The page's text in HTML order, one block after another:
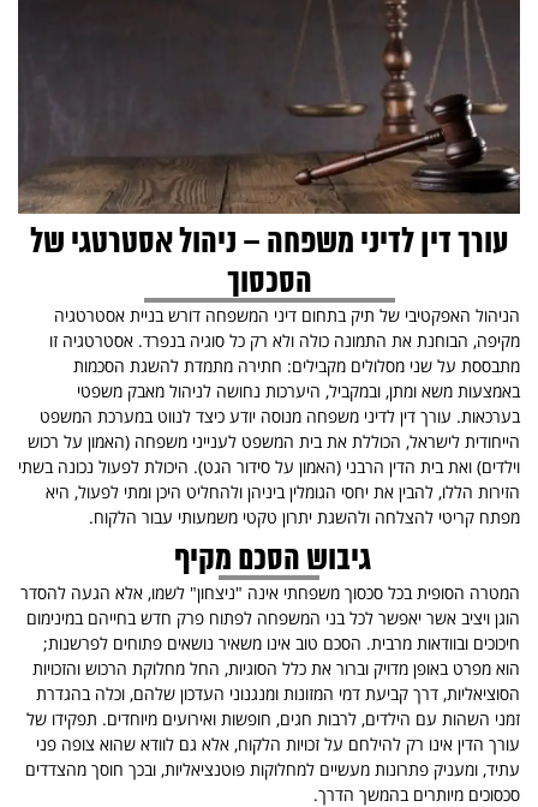
עורך דין לדיני משפחה – ניהול אסטרטגי של
הסכסוך
הניהול האפקטיבי של תיק בתחום דיני המשפחה דורש בניית אסטרטגיה
מקיפה, הבוחנת את התמונה כולה ולא רק כל סוגיה בנפרד. אסטרטגיה זו
מתבססת על שני מסלולים מקבילים: חתירה מתמדת להשגת הסכמות
באמצעות משא ומתן, ובמקביל, היערכות נחושה לניהול מאבק משפטי
בערכאות. עורך דין לדיני משפחה מנוסה יודע כיצד לנווט במערכת המשפט
הייחודית לישראל, הכוללת את בית המשפט לענייני משפחה (האמון על רכוש
וילדים) ואת בית הדין הרבני (האמון על סידור הגט). היכולת לפעול נכונה בשתי
הזירות הללו, להבין את יחסי הגומלין ביניהן ולהחליט היכן ומתי לפעול, היא
מפתח קריטי להצלחה ולהשגת יתרון טקטי משמעותי עבור הלקוח.
גיבוש הסכם מקיף
המטרה הסופית בכל סכסוך משפחתי אינה "ניצחון" לשמו, אלא הגעה להסדר
הוגן ויציב אשר יאפשר לכל בני המשפחה לפתוח פרק חדש בחייהם במינימום
חיכוכים ובוודאות מרבית. הסכם טוב אינו משאיר נושאים פתוחים לפרשנות;
הוא מפרט באופן מדויק וברור את כלל הסוגיות, החל מחלוקת הרכוש והזכויות
הסוציאליות, דרך קביעת דמי המזונות ומנגנוני העדכון שלהם, וכלה בהגדרת
זמני השהות עם הילדים, לרבות חגים, חופשות ואירועים מיוחדים. תפקידו של
עורך הדין אינו רק להילחם על זכויות הלקוח, אלא גם לוודא שהוא צופה פני
עתיד, ומעניק פתרונות מעשיים למחלוקות פוטנציאליות, ובכך חוסך מהצדדים
סכסוכים מיותרים בהמשך הדרך.